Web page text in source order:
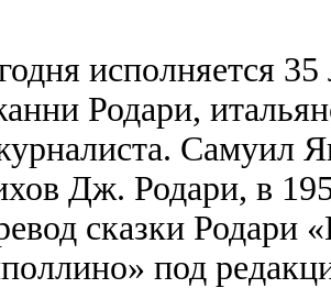
исполняется
Родари,
Самуил
Дж. Родари, в
сказки Родари
под